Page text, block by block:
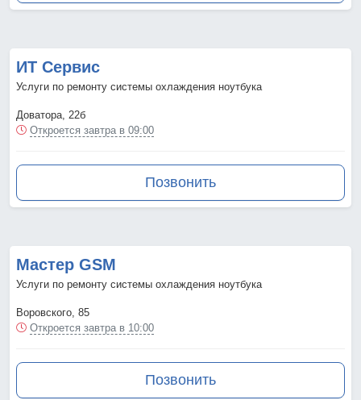
ИТ Сервис
Услуги по ремонту системы охлаждения ноутбука
Доватора, 22б
Откроется завтра в 09:00
Позвонить
Мастер GSM
Услуги по ремонту системы охлаждения ноутбука
Воровского, 85
Откроется завтра в 10:00
Позвонить